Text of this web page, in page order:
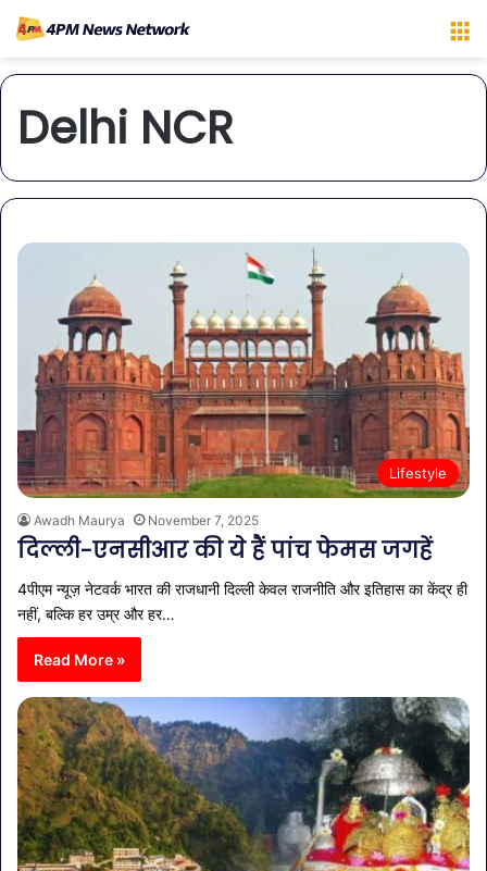
Delhi NCR
Lifestyle
Awadh Maurya November 7, 2025
दिल्ली-एनसीआर की ये हैं पांच फेमस जगहें
4पीएम न्यूज़ नेटवर्क भारत की राजधानी दिल्ली केवल राजनीति और इतिहास का केंद्र ही
नहीं, बल्कि हर उम्र और हर…
Read More »